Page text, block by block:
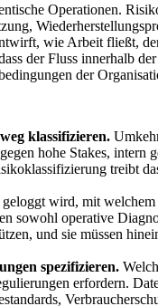
Operationen.
wie Arbeit fließt,
der Fluss innerhalb
der
klassifizieren.
hohe Stakes, intern
treibt
geloggt wird, mit
sowohl operative
und sie müssen
spezifizieren.
erfordern.